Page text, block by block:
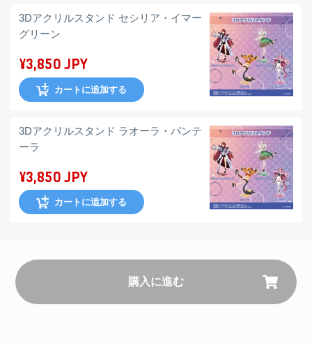
3Dアクリルスタンド セシリア・イマー
グリーン
¥3,850 JPY
カートに追加する
3Dアクリルスタンド ラオーラ・パンテ
ーラ
¥3,850 JPY
カートに追加する
購入に進む